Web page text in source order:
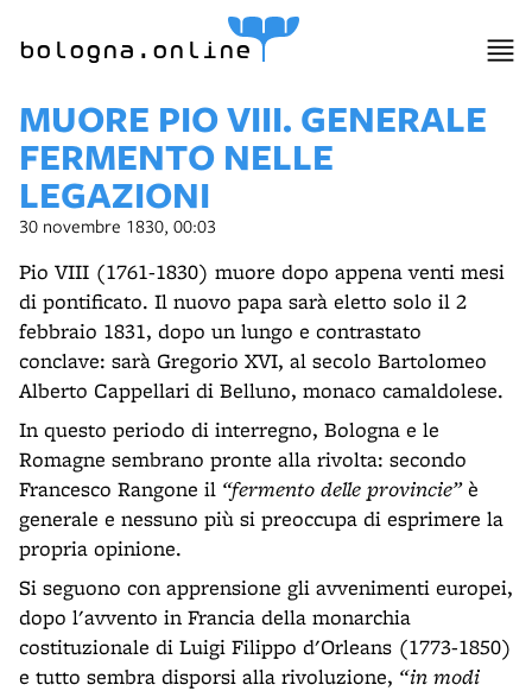
bologna.online
MUORE PIO VIII. GENERALE
FERMENTO NELLE
LEGAZIONI
30 novembre 1830, 00:03
Pio VIII (1761-1830) muore dopo appena venti mesi
di pontificato. Il nuovo papa sarà eletto solo il 2
febbraio 1831, dopo un lungo e contrastato
conclave: sarà Gregorio XVI, al secolo Bartolomeo
Alberto Cappellari di Belluno, monaco camaldolese.
In questo periodo di interregno, Bologna e le
Romagne sembrano pronte alla rivolta: secondo
Francesco Rangone il “fermento delle provincie”è
generale e nessuno più si preoccupa di esprimere la
propria opinione.
Si seguono con apprensione gli avvenimenti europei,
dopo l'avvento in Francia della monarchia
costituzionale di Luigi Filippo d'Orleans (1773-1850)
e tutto sembra disporsi alla rivoluzione, “in modi